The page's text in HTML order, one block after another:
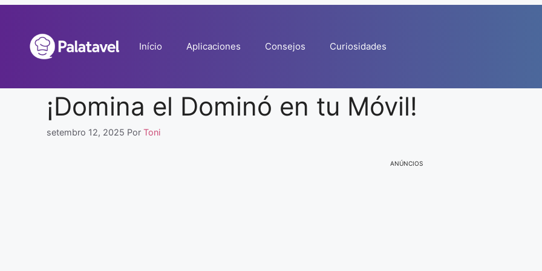
conteúdo
Início Aplicaciones Consejos Curiosidades
¡Domina el Dominó en tu Móvil!
setembro 12, 2025 Por Toni
ANÚNCIOS